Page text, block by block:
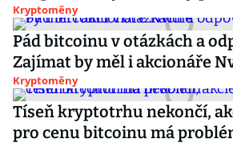
Kryptoměny
Pád bitcoinu v otázkách a
Zajímat by měl i akcionáře
Kryptoměny
Tíseň kryptotrhu nekončí,
pro cenu bitcoinu má